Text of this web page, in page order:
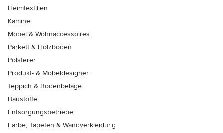
Heimtextilien
Kamine
Möbel & Wohnaccessoires
Parkett & Holzböden
Polsterer
Produkt- & Möbeldesigner
Teppich & Bodenbeläge
Baustoffe
Entsorgungsbetriebe
Farbe, Tapeten & Wandverkleidung